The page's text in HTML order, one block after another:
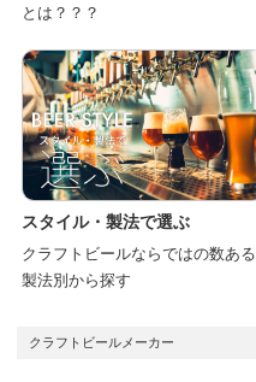
とは？？？
スタイル・製法で選ぶ
クラフトビールならではの数ある
製法別から探す
クラフトビールメーカー